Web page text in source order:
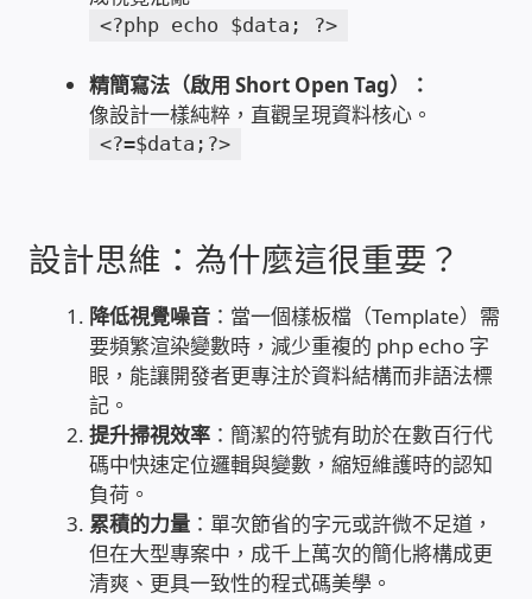
聯絡我們
公益贊助、社會貢獻
聯盟合作包商
家庭水電修繕
窗簾 窗飾 丈量安裝
電腦維修銷售
電腦維護合約
<?php echo $data; ?>
精簡寫法（啟用 Short Open Tag）：
像設計一樣純粹，直觀呈現資料核心。
<?=$data;?>
設計思維：為什麼這很重要？
降低視覺噪音 ：當一個樣板檔（Template）需
要頻繁渲染變數時，減少重複的 php echo 字
眼，能讓開發者更專注於資料結構而非語法標
記。
提升掃視效率 ：簡潔的符號有助於在數百行代
碼中快速定位邏輯與變數，縮短維護時的認知
負荷。
累積的力量 ：單次節省的字元或許微不足道，
但在大型專案中，成千上萬次的簡化將構成更
清爽、更具一致性的程式碼美學。